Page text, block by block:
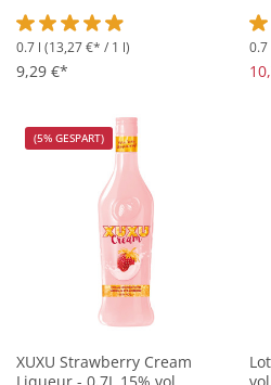
Durchschnittliche Bewertung von
0.7 l (13,27 €* / 1 l)
9,29 €*
0.7
(5% GESPART)
XUXU Strawberry Cream